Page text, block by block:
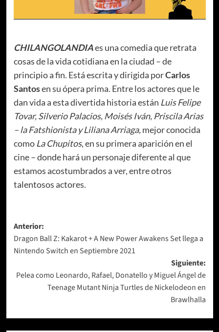
CHILANGOLANDIAes una comedia que retrata
cosas de la vida cotidiana en la ciudad – de
principio a fin. Está escrita y dirigida porCarlos
Santosen su ópera prima. Entre los actores que le
dan vida a esta divertida historia están Luis Felipe
Tovar, Silverio Palacios, Moisés Iván, Priscila Arias
– la Fatshionista y Liliana Arriaga,mejor conocida
como La Chupitos, en su primera aparición en el
cine – donde hará un personaje diferente al que
estamos acostumbrados a ver, entre otros
talentosos actores.
Navegación
de
entradas
Anterior:
Dragon Ball Z: Kakarot + A New Power Awakens Set llega a
Nintendo Switch en Septiembre 2021
Siguiente:
Pelea como Leonardo, Rafael, Donatello y Miguel Ángel de
Teenage Mutant Ninja Turtles de Nickelodeon en
Brawlhalla